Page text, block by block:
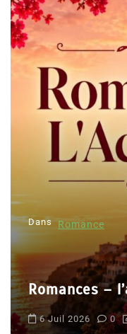
Dans Romance
Romances –
6 Juil 2026 0